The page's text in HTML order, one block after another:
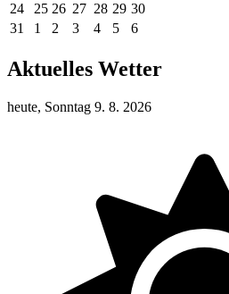
24
25 26 27 28 29 30
31
1 2 3 4 5 6
Aktuelles Wetter
heute, Sonntag 9. 8. 2026